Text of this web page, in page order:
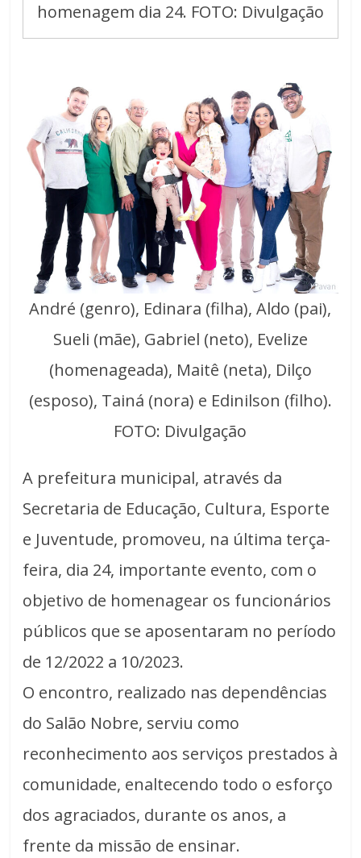
homenagem dia 24. FOTO: Divulgação
André (genro), Edinara (filha), Aldo (pai),
Sueli (mãe), Gabriel (neto), Evelize
(homenageada), Maitê (neta), Dilço
(esposo), Tainá (nora) e Edinilson (filho).
FOTO: Divulgação
A prefeitura municipal, através da
Secretaria de Educação, Cultura, Esporte
e Juventude, promoveu, na última terça-
feira, dia 24, importante evento, com o
objetivo de homenagear os funcionários
públicos que se aposentaram no período
de 12/2022 a 10/2023.
O encontro, realizado nas dependências
do Salão Nobre, serviu como
reconhecimento aos serviços prestados à
comunidade, enaltecendo todo o esforço
dos agraciados, durante os anos, a
frente da missão de ensinar.